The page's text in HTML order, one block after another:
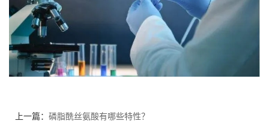
上一篇： 磷脂酰丝氨酸有哪些特性？